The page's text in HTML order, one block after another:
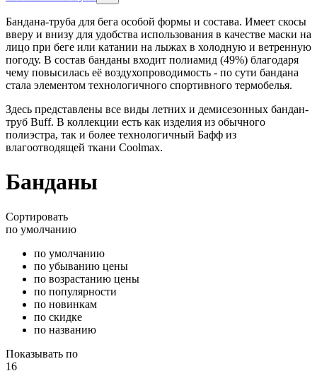
Бандана-труба для бега особой формы и состава. Имеет скосы
вверу и внизу для удобства использования в качестве маски на
лицо при беге или катании на лыжах в холодную и ветренную
погоду. В состав банданы входит полиамид (49%) благодаря
чему повысилась её воздухопроводимость - по сути бандана
стала элементом технологичного спортивного термобелья.
Здесь представлены все виды летних и демисезонных бандан-
труб Buff. В коллекции есть как изделия из обычного
полиэстра, так и более технологичный Бафф из
влагоотводящей ткани Coolmax.
Банданы
Сортировать
по умолчанию
по умолчанию
по убыванию цены
по возрастанию цены
по популярности
по новинкам
по скидке
по названию
Показывать по
16